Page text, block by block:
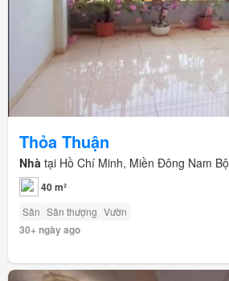
Thỏa Thuận
Nhà tại Hồ Chí Minh, Miền Đông Nam Bộ
40 m²
Sân Sân thượng Vườn
30+ ngày ago